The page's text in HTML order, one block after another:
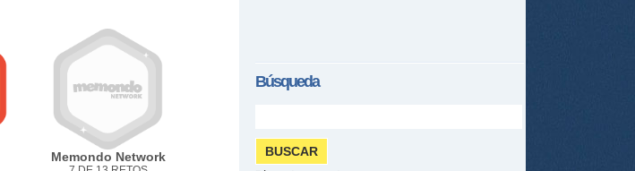
Memondo Network
Búsqueda